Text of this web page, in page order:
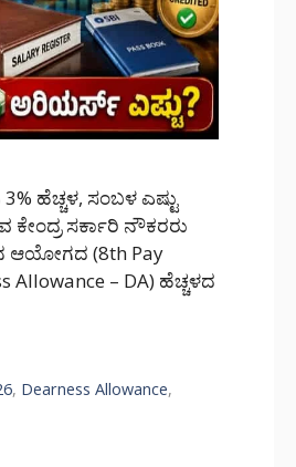
ಹೆಚ್ಚಳ, ಸಂಬಳ ಎಷ್ಟು
ಕೇಂದ್ರ ಸರ್ಕಾರಿ ನೌಕರರು
ಆಯೋಗದ (8th Pay
Allowance – DA) ಹೆಚ್ಚಳದ
, Dearness Allowance,